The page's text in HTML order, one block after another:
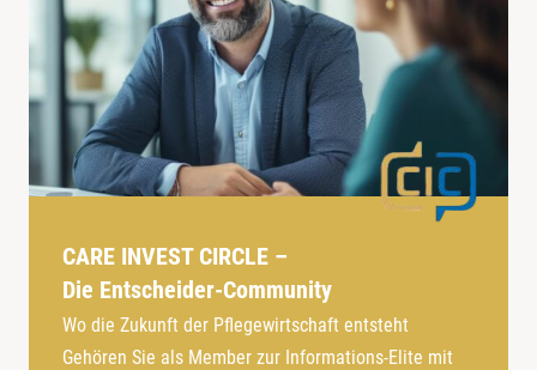
CARE INVEST CIRCLE –
Die Entscheider-Community
Wo die Zukunft der Pflegewirtschaft entsteht
Gehören Sie als Member zur Informations-Elite mit